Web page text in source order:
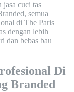
jasa cuci tas
semua
di The Paris
dengan lebih
dan bebas bau
Di
Branded